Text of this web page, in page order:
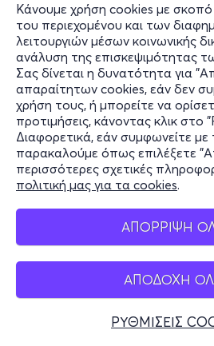
Κάνουμε χρήση cookies με σκοπό
του περιεχομένου και των
λειτουργιών μέσων κοινωνικής
ανάλυση της επισκεψιμότητας
Σας δίνεται η δυνατότητα για
απαραίτητων cookies, εάν δεν
χρήση τους, ή μπορείτε να
προτιμήσεις, κάνοντας κλικ στο
Διαφορετικά, εάν συμφωνείτε
παρακαλούμε όπως επιλέξετε
περισσότερες σχετικές
πολιτική μας για τα cookies.
ΑΠΟΡΡΙΨΗ
ΑΠΟΔΟΧΗ
ΡΥΘΜΙΣΕΙΣ